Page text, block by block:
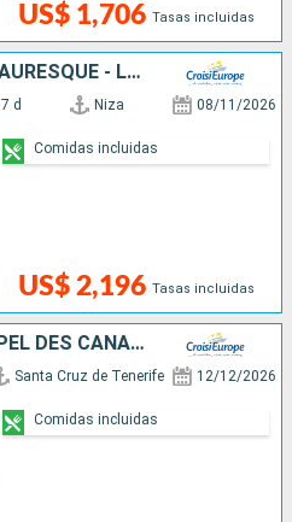
US$ 1,706 Tasas incluidas
SPLENDEURS DE L'ART MAURESQUE - LES VILLES IMPÉRIALES DU MAROC
7 d Niza 08/11/2026
US$ 2,196 Tasas incluidas
Comidas incluidas
CROISIÈRE DANS L'ARCHIPEL DES CANARIES, LA DOUCEUR D'UN ÉTERNEL PRINTEMPS
Santa Cruz de Tenerife 12/12/2026
Comidas incluidas